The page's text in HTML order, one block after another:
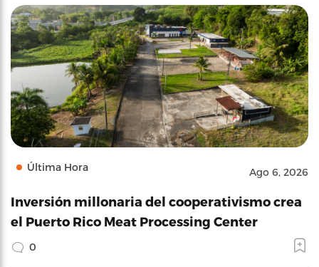
Última Hora Ago 6, 2026
Inversión millonaria del cooperativismo crea
el Puerto Rico Meat Processing Center
0